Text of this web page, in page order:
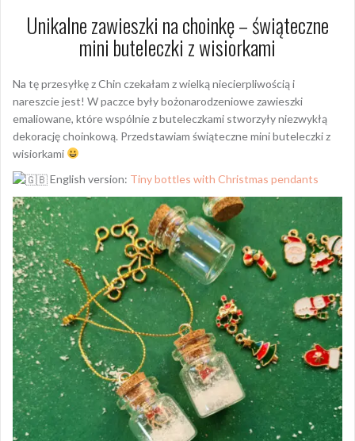
Unikalne zawieszki na choinkę – świąteczne
mini buteleczki z wisiorkami
Na tę przesyłkę z Chin czekałam z wielką niecierpliwością i
nareszcie jest! W paczce były bożonarodzeniowe zawieszki
emaliowane, które wspólnie z buteleczkami stworzyły niezwykłą
dekorację choinkową. Przedstawiam świąteczne mini buteleczki z
wisiorkami
English version: Tiny bottles with Christmas pendants